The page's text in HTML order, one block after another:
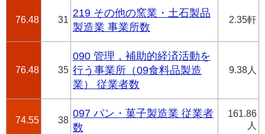
76.48 31
219 その他の窯業・土石製品
製造業 事業所数
2.35軒
76.48 35
090 管理，補助的経済活動を
行う事業所（09食料品製造
業） 従業者数
9.38人
74.55 38
097 パン・菓子製造業 従業者
数
161.86
人